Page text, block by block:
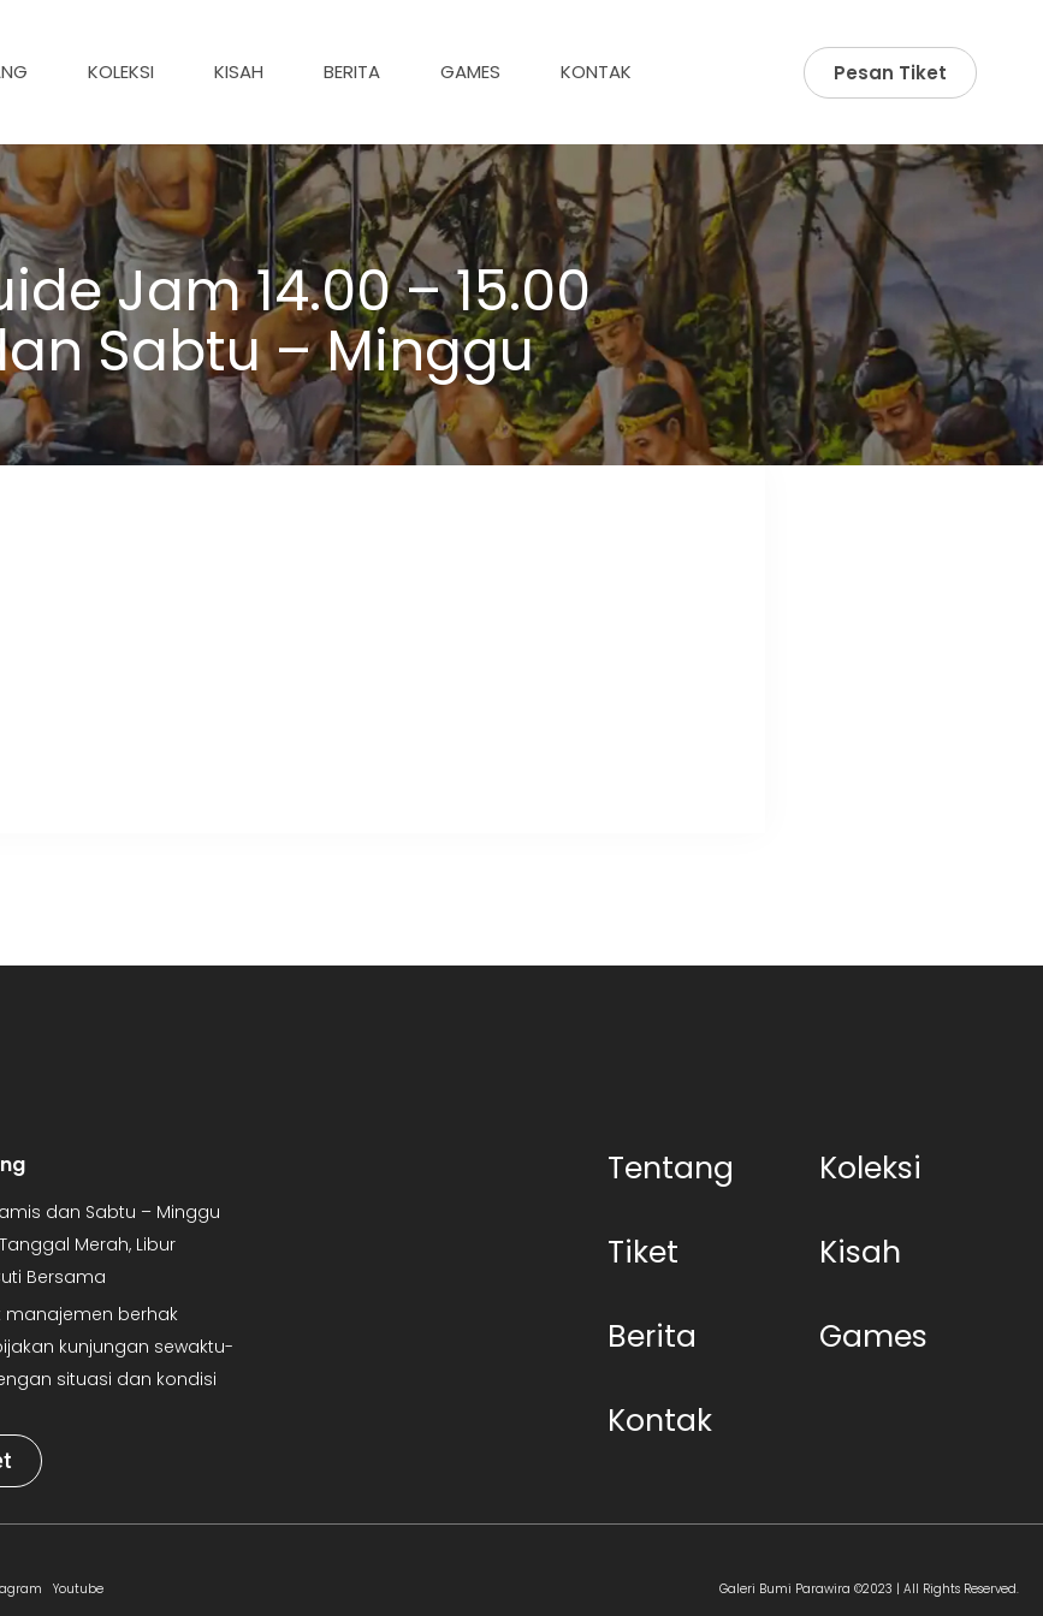
KOLEKSI KISAH BERITA GAMES KONTAK Pesan Tiket
Jam 14.00 – 15.00
Sabtu – Minggu
dan Sabtu – Minggu
Merah, Libur
Bersama
manajemen berhak
kunjungan sewaktu-
situasi dan kondisi
Tentang
Koleksi
Tiket
Kisah
Berita
Games
Kontak
Youtube Galeri Bumi Parawira ©2023 | All Rights Reserved.